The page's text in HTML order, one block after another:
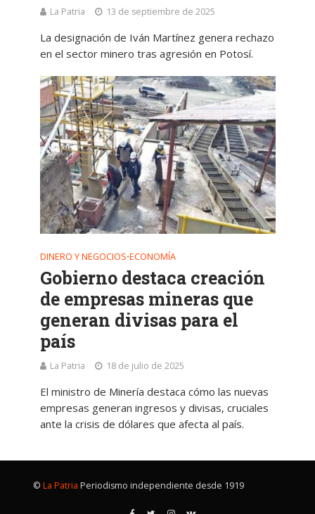
La Patria 13 de septiembre de 2025
La designación de Iván Martínez genera rechazo
en el sector minero tras agresión en Potosí.
DINERO Y NEGOCIOS•ECONOMÍA
Gobierno destaca creación
de empresas mineras que
generan divisas para el
país
La Patria 18 de julio de 2025
El ministro de Minería destaca cómo las nuevas
empresas generan ingresos y divisas, cruciales
ante la crisis de dólares que afecta al país.
© La Patria Periodismo independiente desde 1919